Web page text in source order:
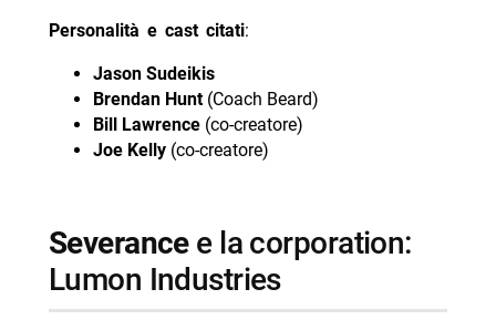
Personalità e cast citati:
Jason Sudeikis
Brendan Hunt(Coach Beard)
Bill Lawrence(co-creatore)
Joe Kelly(co-creatore)
Severancee la corporation:
Lumon Industries